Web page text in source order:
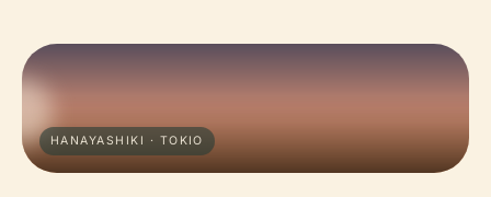
HANAYASHIKI · TOKIO